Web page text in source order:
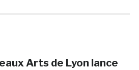
Arts de Lyon lance